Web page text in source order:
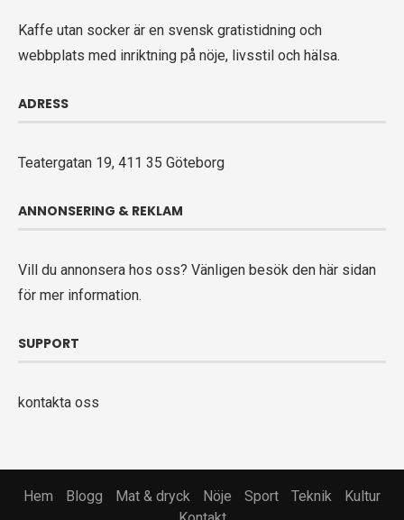
Kaffe utan socker är en svensk gratistidning och
webbplats med inriktning på nöje, livsstil och hälsa.
ADRESS
Teatergatan 19, 411 35 Göteborg
ANNONSERING & REKLAM
Vill du annonsera hos oss? Vänligen besök den här sidan
för mer information.
SUPPORT
kontakta oss
Hem Blogg Mat & dryck Nöje Sport Teknik
Kultur